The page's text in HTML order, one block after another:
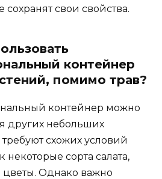
свои свойства.
контейнер
помимо трав?
контейнер можно
других небольших
схожих условий
некоторые сорта салата,
Однако важно